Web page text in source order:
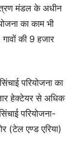
मंडल के अधीन
का काम भी
की 9 हजार
परियोजना का
हेक्टेयर से अधिक
परियोजना-
(टेल एण्ड एरिया)